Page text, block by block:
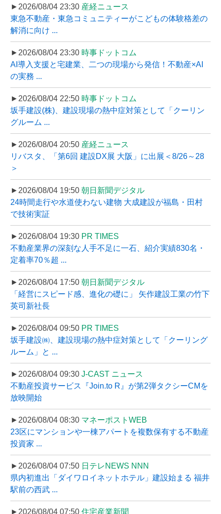
►2026/08/04 23:30 産経ニュース
東急不動産・東急コミュニティーがこどもの体験格差の
解消に向け ...
►2026/08/04 23:30 時事ドットコム
AI導入支援と宅建業、二つの現場から発信！不動産×AI
の実務 ...
►2026/08/04 22:50 時事ドットコム
坂手建設(株)、建設現場の熱中症対策として「クーリン
グルーム ...
►2026/08/04 20:50 産経ニュース
リバスタ、「第6回 建設DX展 大阪」に出展＜8/26～28
＞
►2026/08/04 19:50 朝日新聞デジタル
24時間走行や水道使わない建物 大成建設が福島・田村
で技術実証
►2026/08/04 19:30 PR TIMES
不動産業界の深刻な人手不足に一石、紹介実績830名・
定着率70％超 ...
►2026/08/04 17:50 朝日新聞デジタル
「経営にスピード感、進化の礎に」 矢作建設工業の竹下
英司新社長
►2026/08/04 09:50 PR TIMES
坂手建設㈱、建設現場の熱中症対策として「クーリング
ルーム」と ...
►2026/08/04 09:30 J-CAST ニュース
不動産投資サービス『Join.to R』が第2弾タクシーCMを
放映開始
►2026/08/04 08:30 マネーポストWEB
23区にマンションや一棟アパートを複数保有する不動産
投資家 ...
►2026/08/04 07:50 日テレNEWS NNN
県内初進出「ダイワロイネットホテル」建設始まる 福井
駅前の西武 ...
►2026/08/04 07:50 住宅産業新聞